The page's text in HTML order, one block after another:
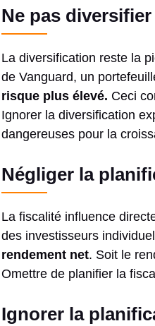
Ne pas
La diversification reste la
de Vanguard, un
risque plus élevé. Ceci
Ignorer la diversification
dangereuses pour la
Négliger la
La fiscalité influence
des investisseurs
rendement net. Soit le
Omettre de planifier la
Ignorer la